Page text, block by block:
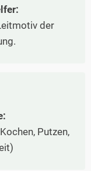
der
Putzen,